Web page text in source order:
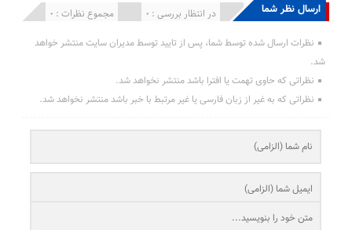
ارسال نظر شما مجموع نظرات : 0 در انتظار بررسی : 0 انتشار یافته : 0
نظرات ارسال شده توسط شما، پس از تایید توسط مدیران سایت منتشر خواهد
شد.
نظراتی که حاوی تهمت یا افترا باشد منتشر نخواهد شد.
نظراتی که به غیر از زبان فارسی یا غیر مرتبط با خبر باشد منتشر نخواهد شد.